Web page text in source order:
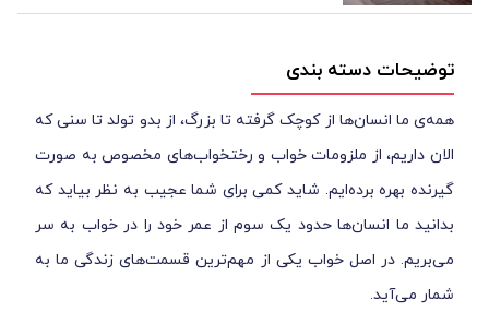
توضیحات دسته بندی
همه‌ی ما انسان‌ها از کوچک گرفته تا بزرگ، از بدو تولد تا سنی که
الان داریم، از ملزومات خواب و رختخواب‌های مخصوص به صورت
گیرنده بهره برده‌ایم. شاید کمی برای شما عجیب به نظر بیاید که
بدانید ما انسان‌ها حدود یک سوم از عمر خود را در خواب به سر
می‌بریم. در اصل خواب یکی از مهم‌ترین قسمت‌های زندگی ما به
شمار می‌آید.